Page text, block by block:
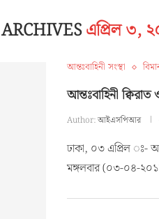
এপ্রিল ৩,
আন্তঃবাহিনী সংস্থা
আন্তঃবাহিনী
Author:আইএসপিআর
ঢাকা, ০৩ এপ্রিল ঃ-
মঙ্গলবার (০৩-০৪-